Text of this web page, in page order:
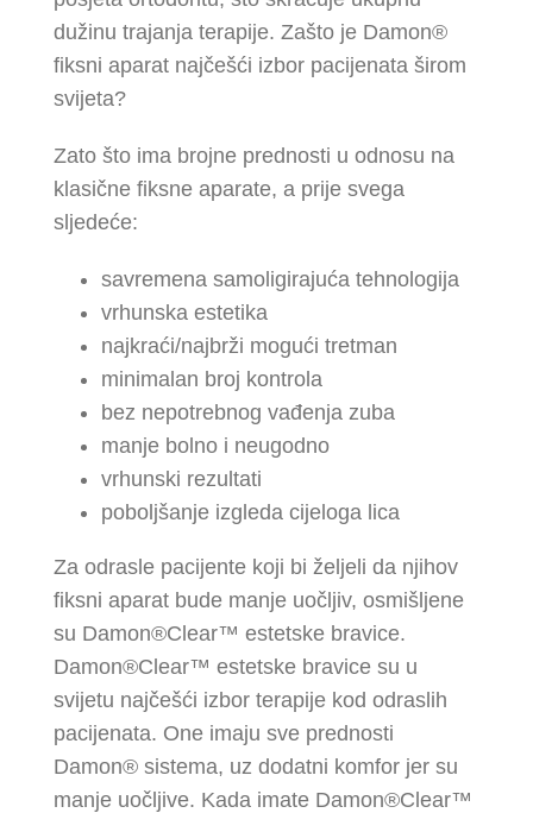
dužinu trajanja terapije. Zašto je Damon®
fiksni aparat najčešći izbor pacijenata širom
svijeta?
Zato što ima brojne prednosti u odnosu na
klasične fiksne aparate, a prije svega
sljedeće:
savremena samoligirajuća tehnologija
vrhunska estetika
najkraći/najbrži mogući tretman
minimalan broj kontrola
bez nepotrebnog vađenja zuba
manje bolno i neugodno
vrhunski rezultati
poboljšanje izgleda cijeloga lica
Za odrasle pacijente koji bi željeli da njihov
fiksni aparat bude manje uočljiv, osmišljene
su Damon®Clear™ estetske bravice.
Damon®Clear™ estetske bravice su u
svijetu najčešći izbor terapije kod odraslih
pacijenata. One imaju sve prednosti
Damon® sistema, uz dodatni komfor jer su
manje uočljive. Kada imate Damon®Clear™